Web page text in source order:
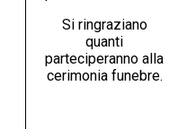
Si ringraziano
quanti
parteciperanno alla
cerimonia funebre.